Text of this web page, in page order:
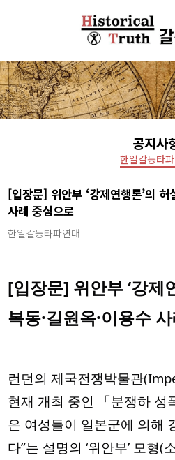
공지사
한일갈등타
[입장문] 위안부 ‘강제연행론’의 허
사례 중심으로
한일갈등타파연대
[입장문] 위안부 ‘강제
복동·길원옥·이용수
런던의 제국전쟁박물관
현재 개최 중인 「분쟁하 성
은 여성들이 일본군에 의해
다”는 설명의 ‘위안부’ 모형(